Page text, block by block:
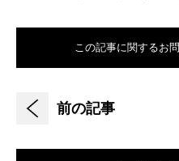
この記事に関するお
前の記事